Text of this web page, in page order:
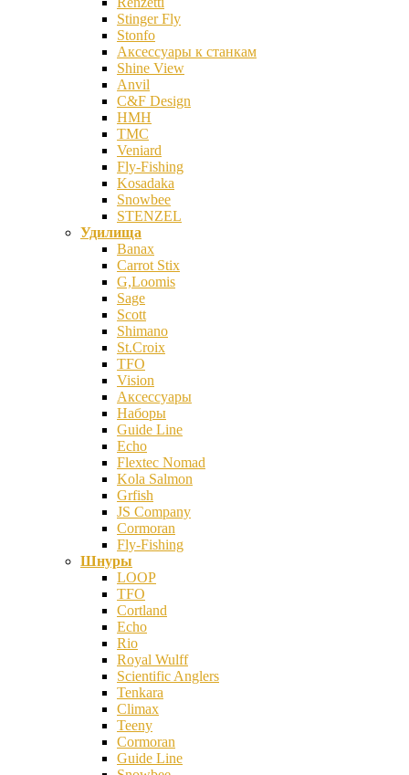
Stinger Fly
Stonfo
Аксессуары к станкам
Shine View
Anvil
C&F Design
HMH
TMC
Veniard
Fly-Fishing
Kosadaka
Snowbee
STENZEL
Удилища
Banax
Carrot Stix
G,Loomis
Sage
Scott
Shimano
St.Croix
TFO
Vision
Аксессуары
Наборы
Guide Line
Echo
Flextec Nomad
Kola Salmon
Grfish
JS Company
Cormoran
Fly-Fishing
Шнуры
LOOP
TFO
Cortland
Echo
Rio
Royal Wulff
Scientific Anglers
Tenkara
Climax
Teeny
Cormoran
Guide Line